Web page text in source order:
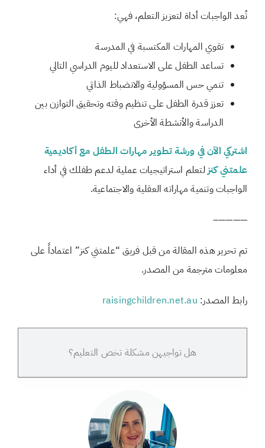
تُعد الواجبات أداة لتعزيز التعلم، فهي:
تقوي المهارات المكتسبة في المدرسة
تساعد الطفل على الاستعداد لليوم الدراسي التالي
تنمي حس المسؤولية والانضباط الذاتي
تعزز قدرة الطفل على تنظيم وقته وتحقيق التوازن بين
الدراسة والأنشطة الأخرى
اشتركي الآن في ورشة تطوير مهارات الطفل مع أكاديمية
علمتني كنزلتعلم استراتيجيات عملية لدعم طفلك في أداء
الواجبات وتنمية مهاراته العقلية والاجتماعية.
————–
تم تحرير هذه المقالة من قبل فريق “علمتني كنز” اعتماداً على
معلومات مترجمة من المصدر.
رابط المصدر: raisingchildren.net.au
هل تواجيهن مشكلة تخص التعليم؟